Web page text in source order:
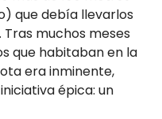
que debía llevarlos
muchos meses
que habitaban en la
era inminente,
épica: un